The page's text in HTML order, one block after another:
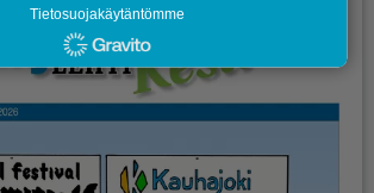
Tietosuojakäytäntömme